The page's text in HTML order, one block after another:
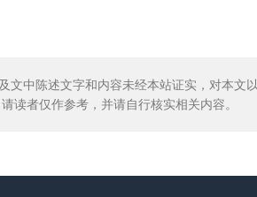
文中陈述文字和内容未经本站证实，对本文
读者仅作参考，并请自行核实相关内容。